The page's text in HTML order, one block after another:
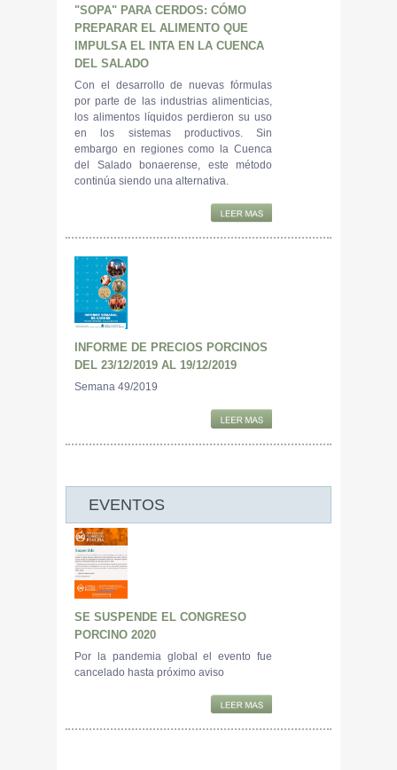
"SOPA" PARA CERDOS: CÓMO
PREPARAR EL ALIMENTO QUE
IMPULSA EL INTA EN LA CUENCA
DEL SALADO
Con el desarrollo de nuevas fórmulas
por parte de las industrias alimenticias,
los alimentos líquidos perdieron su uso
en los sistemas productivos. Sin
embargo en regiones como la Cuenca
del Salado bonaerense, este método
continúa siendo una alternativa.
INFORME DE PRECIOS PORCINOS
DEL 23/12/2019 AL 19/12/2019
Semana 49/2019
EVENTOS
SE SUSPENDE EL CONGRESO
PORCINO 2020
Por la pandemia global el evento fue
cancelado hasta próximo aviso